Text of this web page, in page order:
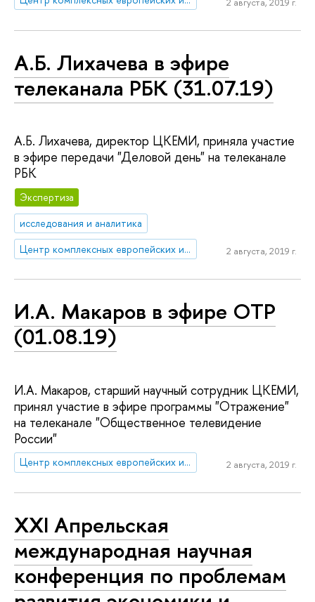
А.Б. Лихачева в эфире
телеканала РБК (31.07.19)
А.Б. Лихачева, директор ЦКЕМИ, приняла участие
в эфире передачи "Деловой день" на телеканале
РБК
Экспертиза
исследования и аналитика
Центр комплексных европейских и международных исследований (ЦКЕМИ)
2 августа, 2019 г.
И.А. Макаров в эфире ОТР
(01.08.19)
И.А. Макаров, старший научный сотрудник ЦКЕМИ,
принял участие в эфире программы "Отражение"
на телеканале "Общественное телевидение
России"
Центр комплексных европейских и международных исследований (ЦКЕМИ) 2 августа, 2019 г.
XXI Апрельская
международная научная
конференция по проблемам